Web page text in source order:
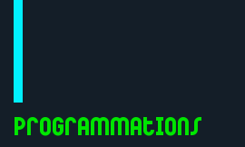
Programmations